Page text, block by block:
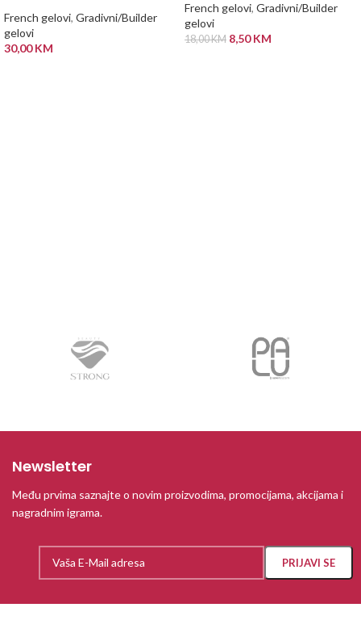
French gelovi, Gradivni/Builder
gelovi
30,00KM
French gelovi, Gradivni/Builder
gelovi
18,00KM 8,50KM
Newsletter
Među prvima saznajte o novim proizvodima, promocijama, akcijama i
nagradnim igrama.